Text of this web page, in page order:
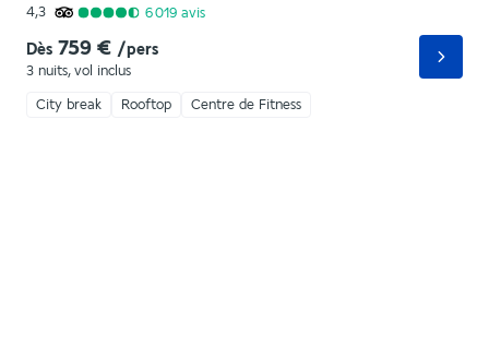
4,3
6 019 avis
Dès 759 € /pers
3 nuits, vol inclus
City break Rooftop Centre de Fitness